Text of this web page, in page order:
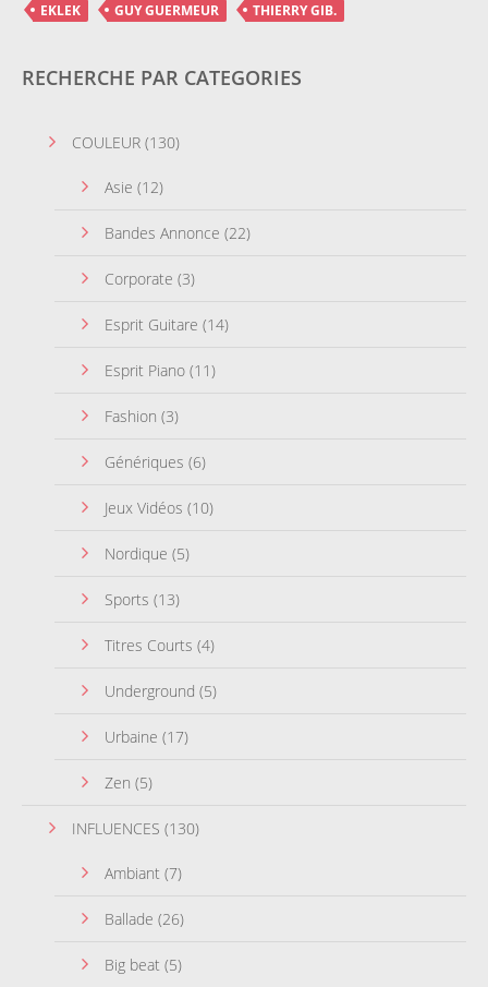
EKLEK GUY GUERMEUR THIERRY GIB.
RECHERCHE PAR CATEGORIES
COULEUR (130)
Asie (12)
Bandes Annonce (22)
Corporate (3)
Esprit Guitare (14)
Esprit Piano (11)
Fashion (3)
Génériques (6)
Jeux Vidéos (10)
Nordique (5)
Sports (13)
Titres Courts (4)
Underground (5)
Urbaine (17)
Zen (5)
INFLUENCES (130)
Ambiant (7)
Ballade (26)
Big beat (5)